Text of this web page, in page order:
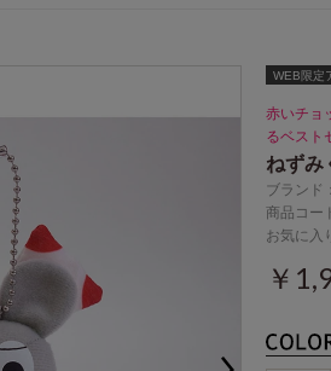
WEB限定
赤いチョ
るベスト
ねずみ
ブランド：
商品コー
お気に入
￥